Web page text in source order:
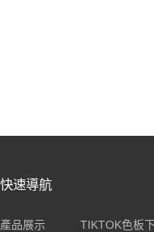
快速導航
產品展示 TIKTOK色板